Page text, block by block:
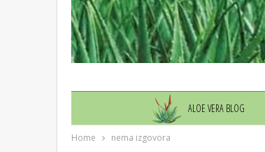
ALOE VERA BLOG
Home nema izgovora